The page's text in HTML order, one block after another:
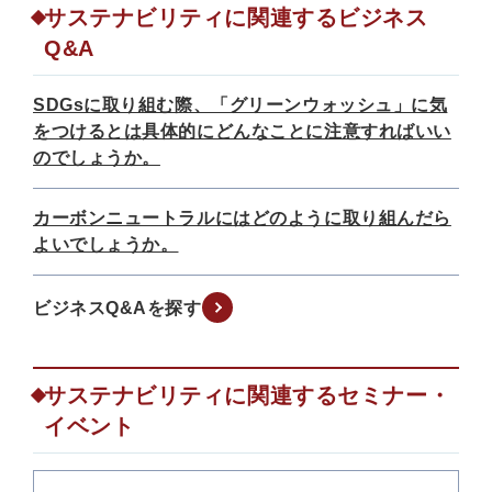
サステナビリティに関連するビジネス
Q&A
SDGsに取り組む際、「グリーンウォッシュ」に気
をつけるとは具体的にどんなことに注意すればいい
のでしょうか。
カーボンニュートラルにはどのように取り組んだら
よいでしょうか。
ビジネスQ&Aを探す
サステナビリティに関連するセミナー・
イベント